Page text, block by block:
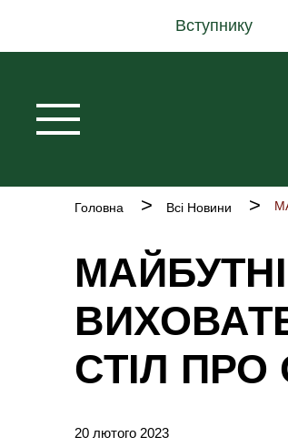
основного
Вступнику
Рядок
Головна Всі Новини
СТІЛ
20 лютого 2023